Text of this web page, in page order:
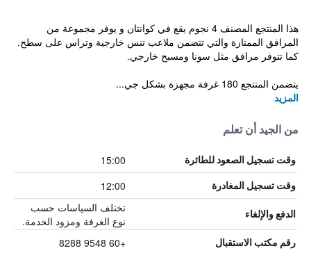
هذا المنتجع المصنف 4 نجوم يقع في كوانتان و يوفر مجموعة من
المرافق الممتازة والتي تتضمن ملاعب تنس خارجية وتراس على سطح.
كما تتوفر مرافق مثل سونا ومسبح خارجي.
يتضمن المنتجع 180 غرفة مجهزة بشكل جي...
المزيد
من الجيد أن تعلم
وقت تسجيل الصعود للطائرة 15:00
وقت تسجيل المغادرة 12:00
الدفع والإلغاء
تختلف السياسات حسب
نوع الغرفة ومزود الخدمة.
رقم مكتب الاستقبال +60 9548 8288